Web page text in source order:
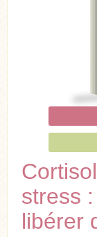
stress
libérer